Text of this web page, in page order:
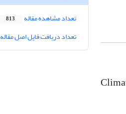
تعداد مشاهده مقاله 813
تعداد دریافت فایل اصل مقاله